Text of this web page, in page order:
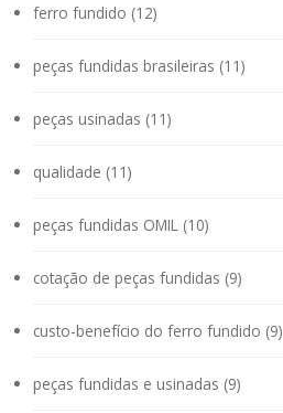
ferro fundido (12)
peças fundidas brasileiras (11)
peças usinadas (11)
qualidade (11)
peças fundidas OMIL (10)
cotação de peças fundidas (9)
custo-benefício do ferro fundido (9)
peças fundidas e usinadas (9)